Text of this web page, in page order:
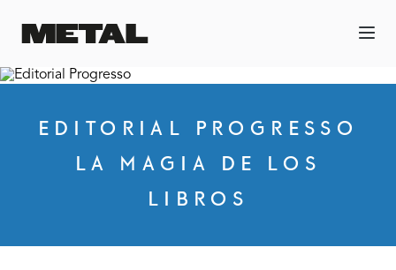
EDITORIAL PROGRESSO
LA MAGIA DE LOS
LIBROS